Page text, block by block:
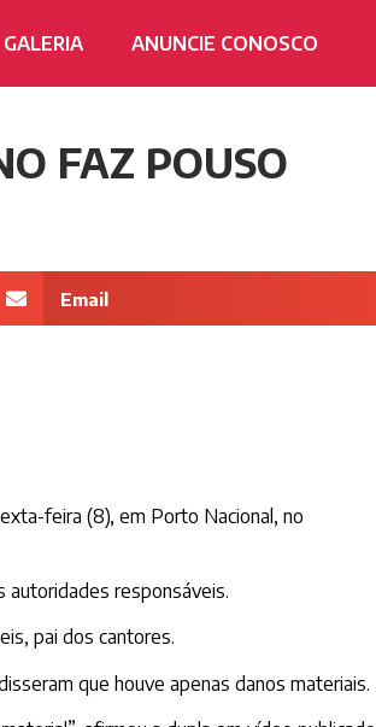
GALERIA ANUNCIE CONOSCO
FAZ POUSO
Email
feira (8), em Porto Nacional, no
autoridades responsáveis.
pai dos cantores.
que houve apenas danos materiais.